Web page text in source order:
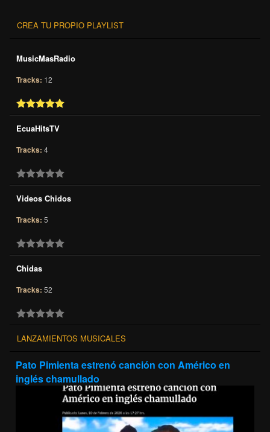
CREA TU PROPIO PLAYLIST
MusicMasRadio
Tracks: 12
EcuaHitsTV
Tracks: 4
Videos Chidos
Tracks: 5
Chidas
Tracks: 52
LANZAMIENTOS MUSICALES
Pato Pimienta estrenó canción con Américo en
inglés chamullado